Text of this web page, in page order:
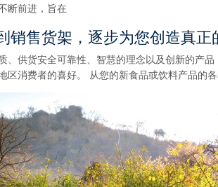
断前进，旨在
销售货架，逐步为您创造真正
、供货安全可靠性、智慧的理念以及创新的产
区消费者的喜好。 从您的新食品或饮料产品的